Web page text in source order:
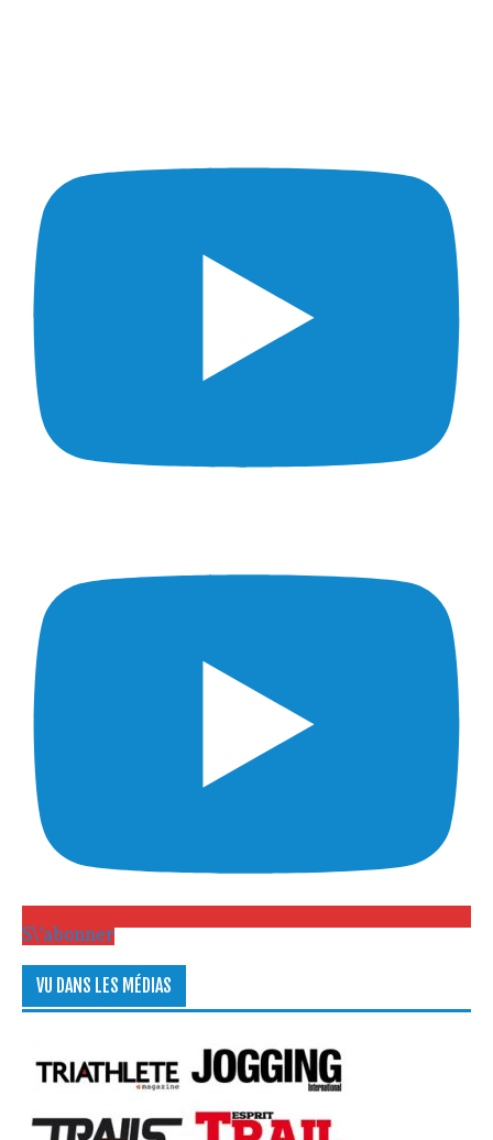
S\'abonner
VU DANS LES MÉDIAS